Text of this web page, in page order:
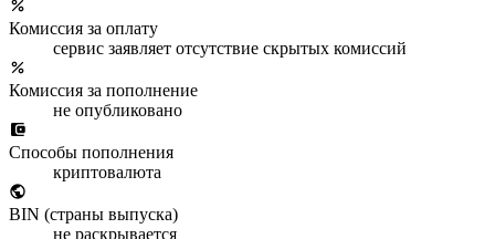
Комиссия за оплату
сервис заявляет отсутствие скрытых комиссий
Комиссия за пополнение
не опубликовано
Способы пополнения
криптовалюта
BIN (страны выпуска)
не раскрывается